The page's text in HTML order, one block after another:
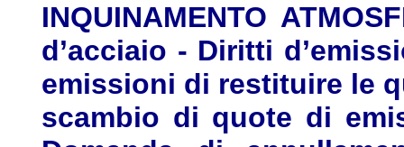
INQUINAMENTO
d’acciaio - Diritti
emissioni di restituire le
scambio di quote di